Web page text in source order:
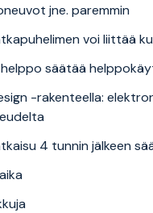
jne. paremmin
voi liittää
säätää
-rakenteella:
4 tunnin jälkeen